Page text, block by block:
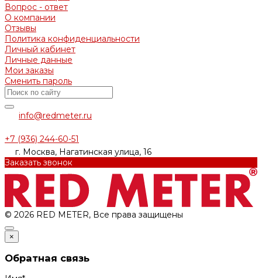
Вопрос - ответ
О компании
Отзывы
Политика конфиденциальности
Личный кабинет
Личные данные
Мои заказы
Сменить пароль
info@redmeter.ru
+7 (936) 244-60-51
г. Москва, Нагатинская улица, 16
Заказать звонок
© 2026 RED METER, Все права защищены
×
Обратная связь